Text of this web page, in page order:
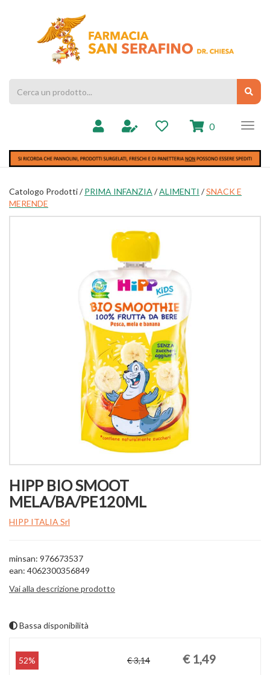
Prodotto
0 prodotti
inseriti
Catologo Prodotti /PRIMA INFANZIA /ALIMENTI /SNACK E
MERENDE
HIPP BIO SMOOT
MELA/BA/PE120ML
HIPP ITALIA Srl
minsan: 976673537
ean: 4062300356849
Vai alla descrizione prodotto
Bassa disponibilità
Sconto
del
52% € 3,14
Prezzo
scontato
€ 1,49